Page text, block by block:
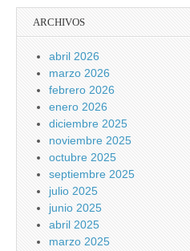
ARCHIVOS
abril 2026
marzo 2026
febrero 2026
enero 2026
diciembre 2025
noviembre 2025
octubre 2025
septiembre 2025
julio 2025
junio 2025
abril 2025
marzo 2025